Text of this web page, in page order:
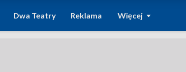
Dwa Teatry Reklama Więcej